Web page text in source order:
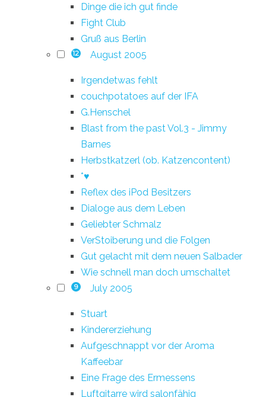
Dinge die ich gut finde
Fight Club
Gruß aus Berlin
12 August 2005
Irgendetwas fehlt
couchpotatoes auf der IFA
G.Henschel
Blast from the past Vol.3 - Jimmy
Barnes
Herbstkatzerl (ob. Katzencontent)
*♥
Reflex des iPod Besitzers
Dialoge aus dem Leben
Geliebter Schmalz
VerStoiberung und die Folgen
Gut gelacht mit dem neuen Salbader
Wie schnell man doch umschaltet
9 July 2005
Stuart
Kindererziehung
Aufgeschnappt vor der Aroma
Kaffeebar
Eine Frage des Ermessens
Luftgitarre wird salonfähig